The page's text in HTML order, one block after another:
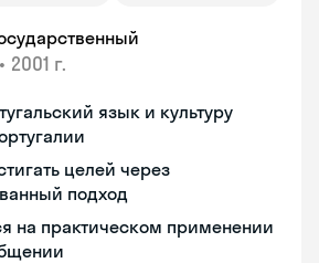
• 2001 г.
язык и культуру
целей через
подход
на практическом применении